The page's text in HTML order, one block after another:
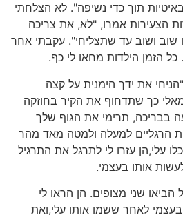
תוך כדי נשיפה". לא הצלחתי
הצעירות אמרו, "לא, את צריכה
שוב ושוב עד שתצליחי". עקבתי אחר
כל הזמן הילדות מחאו לי כף.
את ידך הימנית על קצה
כך שתדחוף את הקיר בחוזקה
בבריכה, תרימי את הגוף שלך
הרגליים למעלה ולמטה מאד מהר
עלי,הן עזרו לי לתרגל את התרגיל
אותו בעצמי.
הביאו שני מצופים. הן הראו לי
לאחר ששמו אותו עלי,ואת